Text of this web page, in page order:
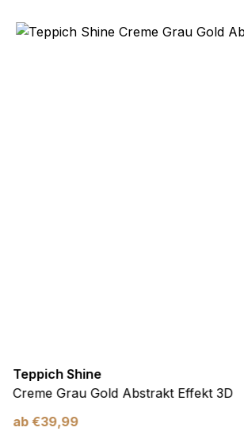
Teppich Shine
Creme Grau Gold Abstrakt Effekt 3D
ab €39,99